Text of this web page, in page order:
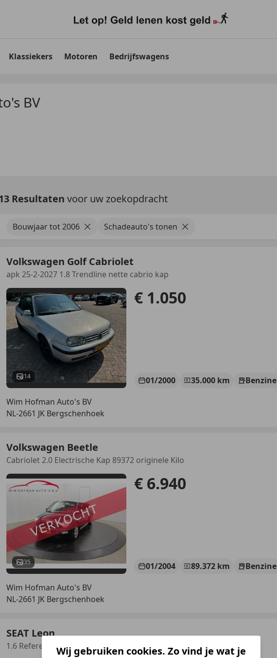
Klassiekers Motoren Bedrijfswagens
BV
Resultaten voor uw zoekopdracht
Bouwjaar tot 2006 Schadeauto's tonen
Volkswagen Golf Cabriolet
apk 25-2-2027 1.8 Trendline nette cabrio kap
14
€ 1.050
01/2000 35.000 km Benzine
Wim Hofman Auto's BV
NL-2661 JK Bergschenhoek
Volkswagen Beetle
Cabriolet 2.0 Electrische Kap 89372 originele Kilo
35
€ 6.940
01/2004 89.372 km Benzine
Wim Hofman Auto's BV
NL-2661 JK Bergschenhoek
SEAT Leon
1.6 Reference Distri vervangen 2024 APK 10-2026
Wij gebruiken cookies. Zo vind je wat je